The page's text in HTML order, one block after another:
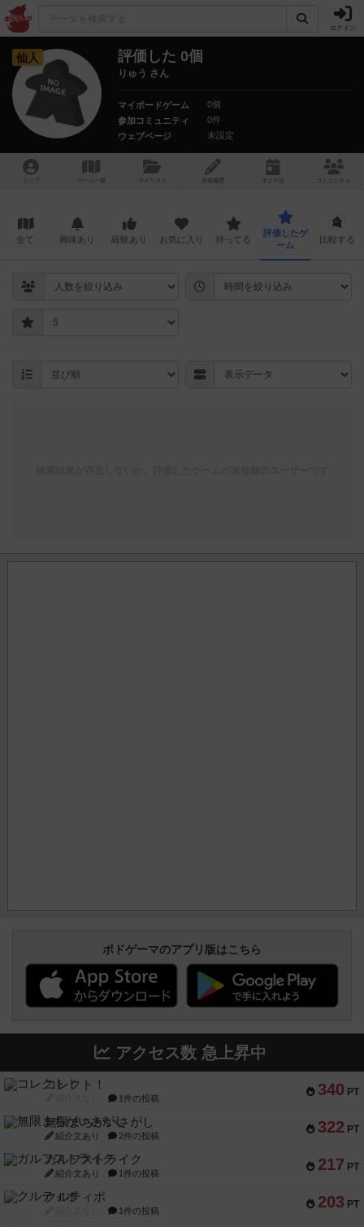
ログイン
仙人 評価した 0個
りゅう さん
マイボードゲーム
0個
参加コミュニティ
0件
ウェブページ
未設定
トップ ゲーム一覧 マイリスト 投稿履歴 ボ ドゲ コミュニティ
全て 興味あり 経験あり お気に入り 持ってる
評価したゲ
ーム
比較する
ボドゲーマのアプリ版はこちら
アクセス数 急上昇中
340 PT
コレクト！
1件の投稿
322 PT
無限まちがいさがし
紹介文あり 2件の投稿
217 PT
ガルフストライク
紹介文あり 1件の投稿
203 PT
クルティボ
1件の投稿